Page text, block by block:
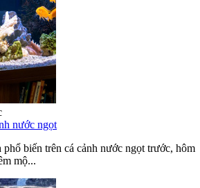
nước ngọt
phổ biến trên cá cảnh nước ngọt trước, hôm
mộ...